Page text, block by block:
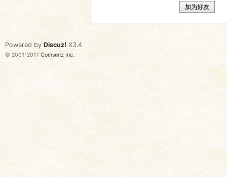
会
加为好友
Powered by Discuz! X3.4
© 2001-2017 Comsenz Inc.